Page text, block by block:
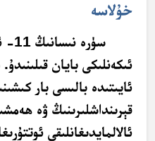
خۇلاسە
ئايىتىدە بالىسى بار
قېرىنداشلىرىنىڭ ۋە
ئالالمايدىغانلىقى